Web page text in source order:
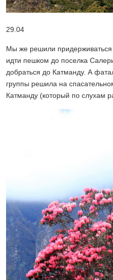
29.04
Мы же решили придерживаться
идти пешком до поселка
добраться до Катманду. А
группы решила на
Катманду (который по слухам